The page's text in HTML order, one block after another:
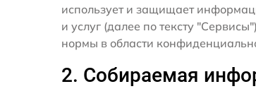
использует и защищает
и услуг (далее по тексту
нормы в области
2. Собираемая